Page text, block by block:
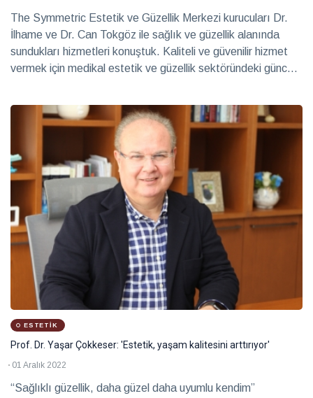
The Symmetric Estetik ve Güzellik Merkezi kurucuları Dr.
İlhame ve Dr. Can Tokgöz ile sağlık ve güzellik alanında
sundukları hizmetleri konuştuk. Kaliteli ve güvenilir hizmet
vermek için medikal estetik ve güzellik sektöründeki güncel
güzelliğini korumasını sağlamak…
ESTETIK
Prof. Dr. Yaşar Çokkeser: 'Estetik, yaşam kalitesini arttırıyor'
01 Aralık 2022
“Sağlıklı güzellik, daha güzel daha uyumlu kendim’’